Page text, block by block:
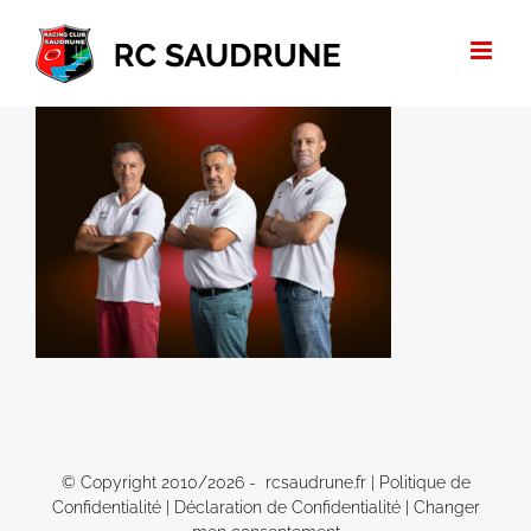
Passer
contenu
© Copyright 2010/2026 - rcsaudrune.fr |
Politique de
Confidentialité| Déclaration de Confidentialité| Changer